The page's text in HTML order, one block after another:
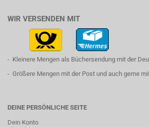
WIR VERSENDEN MIT
- Kleinere Mengen als Büchersendung mit der
- Größere Mengen mit der Post und auch gerne
DEINE PERSÖNLICHE SEITE
Dein Konto